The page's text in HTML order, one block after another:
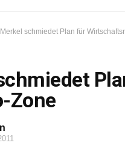
Merkel schmiedet Plan für
Zone